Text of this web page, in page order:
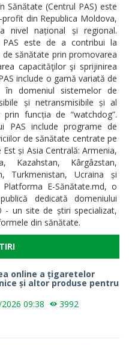
Sănătate (Centrul PAS) este
din Republica Moldova,
nivel național și regional.
PAS este de a contribui la
sănătate prin promovarea
capacităţilor şi sprijinirea
include o gamă variată de
în domeniul sistemelor de
și netransmisibile și al
funcția de “watchdog”.
PAS include programe de
de sănătate centrate pe
și Asia Centrală: Armenia,
Kazahstan, Kârgâzstan,
Turkmenistan, Ucraina și
E-Sănătate.md, o
dedicată domeniului
- un site de știri specializat,
din sănătate.
online a țigaretelor
și altor produse pentru
09:38 3992